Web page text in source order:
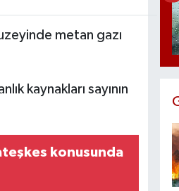
metan gazı
kaynakları sayının
konusunda